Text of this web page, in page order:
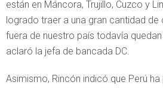
están en Máncora, Trujillo, Cuzco y
logrado traer a una gran cantidad de
fuera de nuestro país todavía quedan
aclaró la jefa de bancada DC.
Asimismo, Rincón indicó que Perú